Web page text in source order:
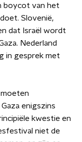
boycot van het
Slovenië,
dat Israël wordt
Nederland
in gesprek met
enigszins
kwestie en
niet de